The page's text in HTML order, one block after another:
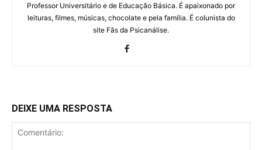
Professor Universitário e de Educação Básica. É apaixonado por
leituras, filmes, músicas, chocolate e pela família. É colunista do
site Fãs da Psicanálise.
DEIXE UMA RESPOSTA